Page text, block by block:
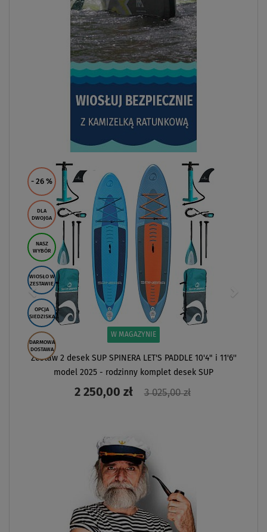
- 26 %
DLA
DWOJGA
NASZ
WYBÓR
WIOSŁO W
ZESTAWIE
OPCJA
SIEDZISKA
DARMOWA
DOSTAWA
W MAGAZYNIE
Zestaw 2 desek SUP SPINERA LET'S PADDLE 10'4" i 11'6''
model 2025 - rodzinny komplet desek SUP
2 250,00 zł 3 025,00 zł
ZOBACZ